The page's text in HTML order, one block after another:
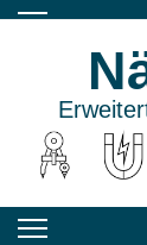
Skip